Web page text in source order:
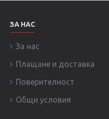
ЗА НАС
За нас
Плащане и доставка
Поверителност
Общи условия